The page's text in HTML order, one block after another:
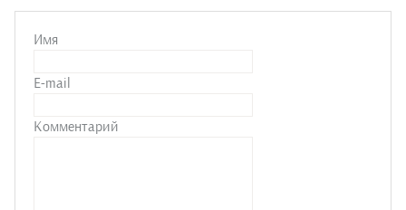
Имя
E-mail
Комментарий